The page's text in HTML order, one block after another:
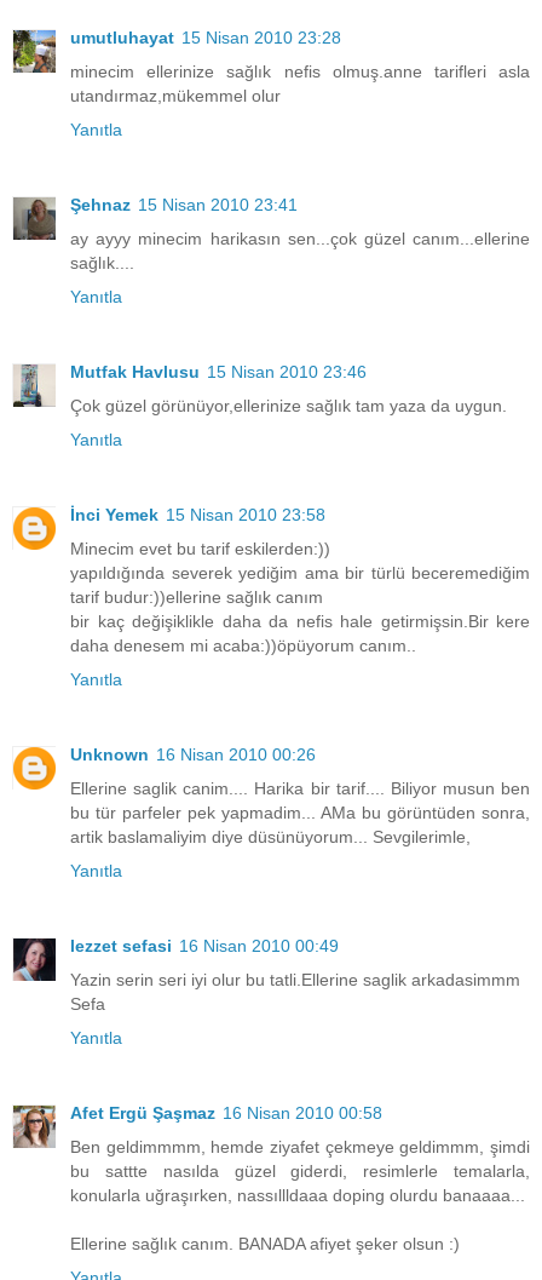
umutluhayat 15 Nisan 2010 23:28
minecim ellerinize sağlık nefis olmuş.anne tarifleri asla
utandırmaz,mükemmel olur
Yanıtla
Şehnaz 15 Nisan 2010 23:41
ay ayyy minecim harikasın sen...çok güzel canım...ellerine
sağlık....
Yanıtla
Mutfak Havlusu 15 Nisan 2010 23:46
Çok güzel görünüyor,ellerinize sağlık tam yaza da uygun.
Yanıtla
İnci Yemek 15 Nisan 2010 23:58
Minecim evet bu tarif eskilerden:))
yapıldığında severek yediğim ama bir türlü beceremediğim
tarif budur:))ellerine sağlık canım
bir kaç değişiklikle daha da nefis hale getirmişsin.Bir kere
daha denesem mi acaba:))öpüyorum canım..
Yanıtla
Unknown 16 Nisan 2010 00:26
Ellerine saglik canim.... Harika bir tarif.... Biliyor musun ben
bu tür parfeler pek yapmadim... AMa bu görüntüden sonra,
artik baslamaliyim diye düsünüyorum... Sevgilerimle,
Yanıtla
lezzet sefasi 16 Nisan 2010 00:49
Yazin serin seri iyi olur bu tatli.Ellerine saglik arkadasimmm
Sefa
Yanıtla
Afet Ergü Şaşmaz 16 Nisan 2010 00:58
Ben geldimmmm, hemde ziyafet çekmeye geldimmm, şimdi
bu sattte nasılda güzel giderdi, resimlerle temalarla,
konularla uğraşırken, nassıllldaaa doping olurdu banaaaa...
Ellerine sağlık canım. BANADA afiyet şeker olsun :)